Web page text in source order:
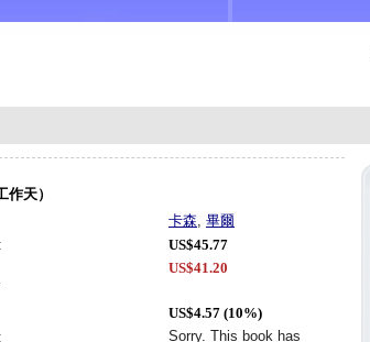
天）
卡森, 畢爾
US$45.77
US$41.20
US$4.57 (10%)
Sorry. This book has